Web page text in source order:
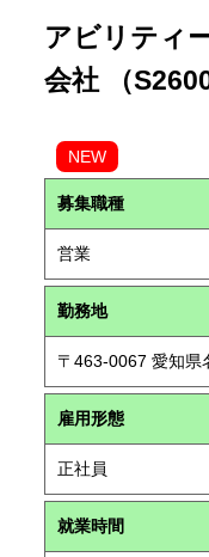
アビリティ
会社 （
NEW
募集職種
営業
勤務地
〒463-0067 愛知県
雇用形態
正社員
就業時間